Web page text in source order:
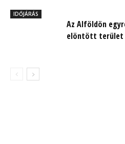
IDŐJÁRÁS
Az Alföldön
elöntött terület